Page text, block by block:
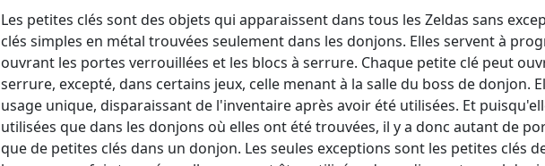
Les petites clés sont des objets qui apparaissent dans tous les Zeldas sans
clés simples en métal trouvées seulement dans les donjons. Elles servent à
ouvrant les portes verrouillées et les blocs à serrure. Chaque petite clé peut
serrure, excepté, dans certains jeux, celle menant à la salle du boss de donjon.
usage unique, disparaissant de l'inventaire après avoir été utilisées. Et
utilisées que dans les donjons où elles ont été trouvées, il y a donc autant de
que de petites clés dans un donjon. Les seules exceptions sont les petites clés